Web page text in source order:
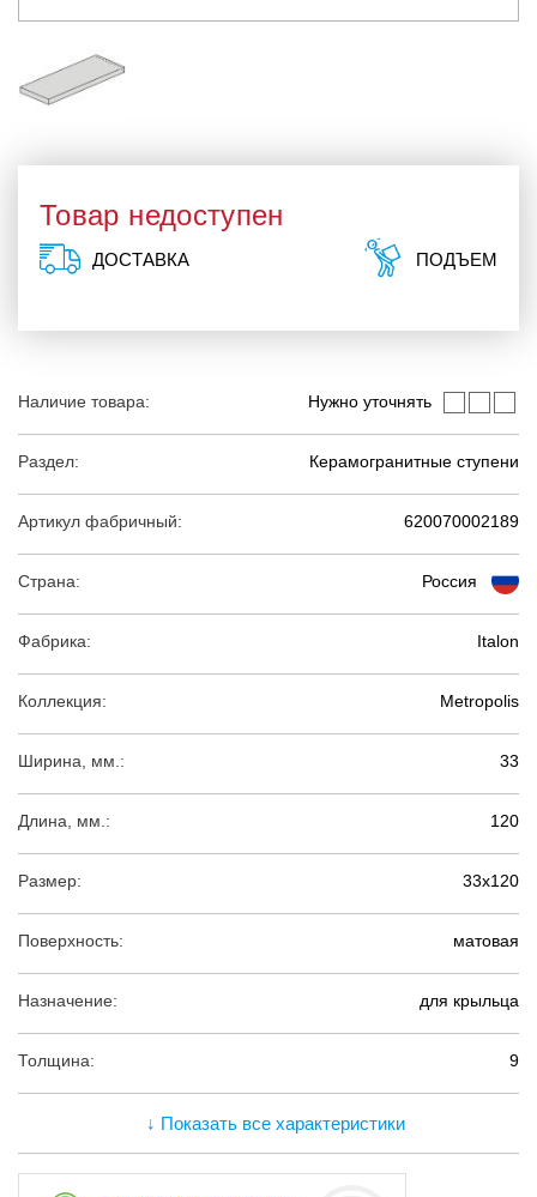
Наличие товара: Нужно уточнять
Раздел: Керамогранитные ступени
Артикул фабричный: 620070002189
Страна: Россия
Фабрика: Italon
Коллекция: Metropolis
Ширина, мм.: 33
Длина, мм.: 120
Размер: 33х120
Поверхность: матовая
Назначение: для крыльца
Толщина: 9
↓ Показать все характеристики
Товар недоступен
ДОСТАВКА ПОДЪЕМ